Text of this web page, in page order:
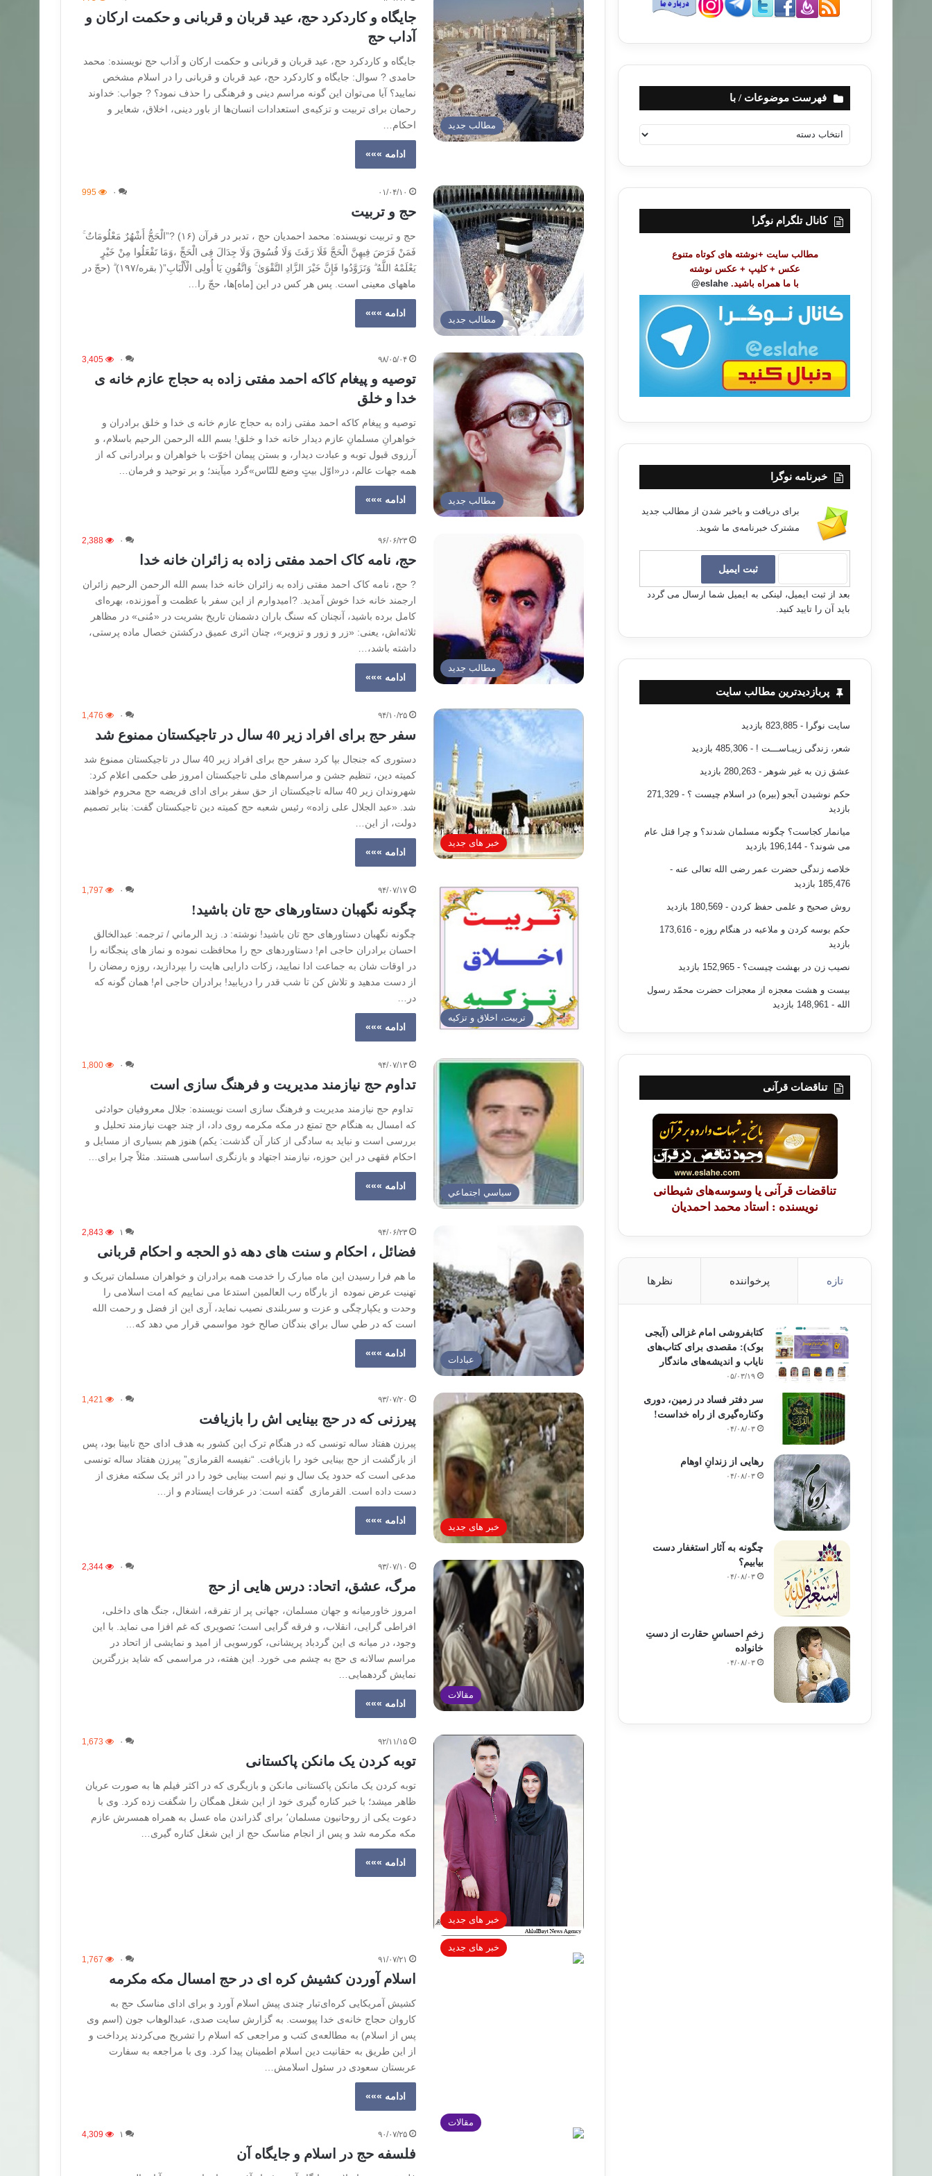
مطالب جدید
جایگاه و کاردکرد حج، عید قربان و قربانی و حکمت ارکان و
آداب حج
جایگاه و کاردکرد حج، عید قربان و قربانی و حکمت ارکان و آداب حج نویسنده: محمد
حامدی ? سوال: جایگاه و کاردکرد حج، عید قربان و قربانی را در اسلام مشخص
نمایید؟ آیا می‌توان این گونه مراسم دینی و فرهنگی را حذف نمود؟ ? جواب: خداوند
رحمان برای تربیت و تزکیه‌ی استعدادات انسان‌ها از باور دینی، اخلاق، شعایر و
احکام…
ادامه »»»
مطالب جدید
۰۱/۰۴/۱۰ ۰ 995
حج و تربیت
حج و تربیت نویسنده: محمد احمدیان حج ، تدبر در قرآن (۱۶) ?”الْحَجُّ أَشْهُرٌ مَعْلُومَاتٌ ۚ
فَمَنْ فَرَضَ فِیهِنَّ الْحَجَّ فَلَا رَفَثَ وَلَا فُسُوقَ وَلَا جِدَالَ فِی الْحَجِّ ،وَمَا تَفْعَلُوا مِنْ خَیْرٍ
یَعْلَمْهُ اللَّهُ ۗ وَتَزَوَّدُوا فَإِنَّ خَیْرَ الزَّادِ التَّقْوَىٰ ۚ وَاتَّقُونِ یَا أُولِی الْأَلْبَابِ”( بقره/۱۹۷) ۗ (حجّ در
ماههاى معینى است. پس هر کس در این [ماه‌]ها، حجّ را…
ادامه »»»
مطالب جدید
۹۸/۰۵/۰۴ ۰ 3,405
توصیه و پیغام کاکه احمد مفتی زاده به حجاج عازم خانه ی
خدا و خلق
توصیه و پیغام کاکه احمد مفتی زاده به حجاج عازم خانه ی خدا و خلق برادران و
خواهرانِ مسلمانِ عازم دیدار خانه خدا و خلق! بسم الله الرحمن الرحیم باسلام، و
آرزوی قبول توبه و عبادت دیدار، و بستن پیمان اخوّت با خواهران و برادرانی که از
همه جهات عالم، در«اوّل بیتٍ وضع للنّاس»گرد میآیند؛ و بر توحید و فرمان…
ادامه »»»
مطالب جدید
۹۶/۰۶/۲۳ ۰ 2,388
حج، نامه کاک احمد مفتی‌ زاده به زائران خانه خدا
? حج، نامه کاک احمد مفتی‌ زاده به زائران خانه خدا بسم الله الرحمن الرحیم زائران
ارجمند خانه خدا خوش آمدید. ?امیدوارم از این سفر با عظمت و آموزنده، بهره‌ای
کامل برده باشید، آنچنان که سنگ باران دشمنان تاریخ بشریت در «مُنی» در مظاهر
ثلاثه‌اش، یعنی: «زر و زور و تزویر»، چنان اثری عمیق درکشتن خصال ماده پرستی،
داشته باشد،…
ادامه »»»
خبر های جدید
۹۴/۱۰/۲۵ ۰ 1,476
سفر حج برای افراد زیر 40 سال در تاجیکستان ممنوع شد
دستوری که جنجال بپا کرد سفر حج برای افراد زیر 40 سال در تاجیکستان ممنوع شد
کمیته دین، تنظیم جشن و مراسم‌های ملی تاجیکستان امروز طی حکمی اعلام کرد:
شهروندان زیر 40 ساله تاجیکستان از حق سفر برای ادای فریضه حج محروم خواهند
شد. «عبد الجلال علی زاده» رئیس شعبه حج کمیته دین تاجیکستان گفت: بنابر تصمیم
دولت، از این…
ادامه »»»
تربیت، اخلاق و تزکیه
۹۴/۰۷/۱۷ ۰ 1,797
چگونه نگهبان دستاورهای حج تان باشید!
چگونه نگهبان دستاورهای حج تان باشید! نوشته: د. زيد الرماني / ترجمه: عبدالخالق
احسان برادران حاجی ام! دستاوردهای حج را محافظت نموده و نماز های پنجگانه را
در اوقات شان به جماعت ادا نمایید، زکات دارایی هایت را بپردازید، روزه رمضان را
از دست مدهید و تلاش کن تا شب قدر را دریابید! برادران حاجی ام! همان گونه که
در…
ادامه »»»
سياسي اجتماعي
۹۴/۰۷/۱۳ ۰ 1,800
تداوم حج نیازمند مدیریت و فرهنگ سازی است
تداوم حج نیازمند مدیریت و فرهنگ سازی است نویسنده: جلال معروفیان حوادثى
كه امسال به هنگام حج تمتع در مكه مكرمه روى داد، از چند جهت نيازمند تحليل و
بررسى است و نبايد به سادگى از كنار آن گذشت: يكم) هنوز هم بسيارى از مسايل و
احكام فقهى در اين حوزه، نيازمند اجتهاد و بازنگرى اساسى هستند. مثلاً چرا براى…
ادامه »»»
عبادات
۹۴/۰۶/۲۳ ۱ 2,843
فضائل ، احکام و سنت های دهه ذو الحجه و احکام قربانی
ما هم فرا رسیدن این ماه مبارک را خدمت همه برادران و خواهران مسلمان تبریک و
تهنیت عرض نموده از بارگاه رب العالمین استدعا می نماییم که امت اسلامی را
وحدت و یکپارچگی و عزت و سربلندی نصیب نماید، آری اين از فضل و رحمت الله
است كه در طي سال براي بندگان صالح خود مواسمي قرار مي دهد كه…
ادامه »»»
خبر های جدید
۹۳/۰۷/۲۰ ۰ 1,421
پیرزنی که در حج بینایی اش را بازیافت
پیرزن هفتاد ساله تونسی که در هنگام ترک این کشور به هدف ادای حج نابینا بود، پس
از بازگشت از حج بینایی خود را بازیافت. “نفیسه القرمازی” پیرزن هفتاد ساله تونسی
مدعی است که حدود یک سال و نیم است بینایی خود را در اثر یک سکته مغزی از
دست داده است. القرمازی گفته است: در عرفات ایستادم و از…
ادامه »»»
مقالات
۹۳/۰۷/۱۰ ۰ 2,344
مرگ، عشق، اتحاد: درس هایی از حج
امروز خاورمیانه و جهان مسلمان، جهانی پر از تفرقه، اشغال، جنگ های داخلی،
افراطی گرایی، انقلاب، و فرقه گرایی است؛ تصویری که غم افزا می نماید. با این
وجود، در میانه ی این گردباد پریشانی، کورسویی از امید و نمایشی از اتحاد در
مراسم سالانه ی حج به چشم می خورد. این هفته، در مراسمی که شاید بزرگترین
نمایش گردهمایی…
ادامه »»»
خبر های جدید
۹۲/۱۱/۱۵ ۰ 1,673
توبه کردن یک مانکن پاکستانی
توبه کردن یک مانکن پاکستانی مانکن و بازیگری که در اکثر فیلم ها به صورت عریان
ظاهر می‎شد؛ با خبر کناره گیری خود از این شغل همگان را شگفت زده کرد. وی با
دعوت یکی از روحانیون مسلمان٬ برای گذراندن ماه عسل به همراه همسرش عازم
مکه مکرمه شد و پس از انجام مناسک حج از این شغل کناره گیری…
ادامه »»»
خبر های جدید
۹۱/۰۷/۲۱ ۰ 1,767
اسلام آوردن کشیش کره ای در حج امسال مکه مکرمه
کشیش آمریکایی کره‌ای‌تبار چندی پیش اسلام آورد و برای ادای مناسک حج به
کاروان حجاج خانه‌ی خدا پیوست. به‌ گزارش سایت صدی، عبدالوهاب جون (اسم وی
پس از اسلام) به مطالعه‌ی کتب و مراجعی که‌ اسلام را تشریح می‌کردند پرداخت و
از این طریق به حقانیت دین اسلام اطمینان پیدا کرد. وی با مراجعه به سفارت
عربستان سعودی در سئول اسلامش…
ادامه »»»
مقالات
۹۰/۰۷/۲۵ ۱ 4,309
فلسفه حج در اسلام و جايگاه آن
فهرست موضوعات / با
ه
ت
ض
کانال تلگرام نوگرا
مطالب سایت +نوشته های کوتاه متنوع
عکس + کلیپ + عکس نوشته
با ما همراه باشید. eslahe@
خبرنامه نوگرا
برای دریافت و باخبر شدن از مطالب جدید
مشترک خبرنامه‌ی ما شوید.
بعد از ثبت ایمیل، لینکی به ایمیل شما ارسال می گردد
باید آن را تایید کنید.
پربازدیدترین مطالب سایت
سایت نوگرا - 823,885 بازدید
شعر، زندگی زیبـاســـت ! - 485,306 بازدید
عشق زن به غیر شوهر - 280,263 بازدید
حکم نوشیدن آبجو (بیره) در اسلام چیست ؟
- 271,329
بازدید
میانمار کجاست؟ چگونه مسلمان شدند؟ و چرا قتل عام
می شوند؟ - 196,144 بازدید
خلاصه زندگی حضرت عمر رضی الله تعالی عنه -
185,476 بازدید
روش صحیح و علمی حفظ کردن - 180,569 بازدید
حکم بوسه کردن و ملاعبه در هنگام روزه
- 173,616
بازدید
نصیب زن در بهشت چیست؟ - 152,965 بازدید
بیست و هشت معجزه از معجزات حضرت محمّد رسول
الله - 148,961 بازدید
تناقضات قرآنی
تناقضات قرآنی یا وسوسه‌های شیطانی
نویسنده : استاد محمد احمدیان
تازه پرخواننده نظرها
کتابفروشی امام غزالی (آیجی
بوک): مقصدی برای کتاب‌های
نایاب و اندیشه‌های ماندگار
۰۵/۰۳/۱۹
سر دفتر فساد در زمین‌، دوری
وکناره‌گیری از راه خداست‌!
۰۴/۰۸/۰۳
رهایی از زندانِ اوهام
۰۴/۰۸/۰۳
چگونه به آثار استغفار دست
بیابیم؟
۰۴/۰۸/۰۳
زخمِ احساسِ حقارت از دستِ
خانواده
۰۴/۰۸/۰۳